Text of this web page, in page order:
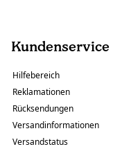
Kundenservice
Hilfebereich
Reklamationen
Rücksendungen
Versandinformationen
Versandstatus